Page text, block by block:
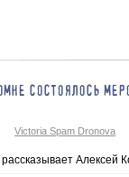
СОСТОЯЛОСЬ
Victoria Spam Dronova
Алексей